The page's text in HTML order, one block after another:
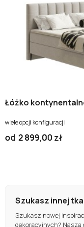
Łóżko
wiele opcji konfiguracji
od 2 899,00 zł
Szukasz innej
Szukasz nowej
dekoracyjnych?